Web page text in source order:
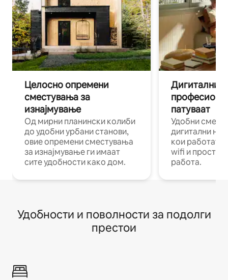
Целосно опремени
сместувања за
изнајмување
Од мирни планински колиби
до удобни урбани станови,
овие опремени сместувања
за изнајмување ги имаат
сите удобности како дом.
Дигитални
патуваат
Удобни
дигитални
кои работат
wifi и
работа.
Удобности и поволности за подолги
престои